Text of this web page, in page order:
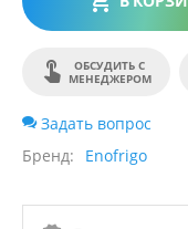
ОБСУДИТЬ С
МЕНЕДЖЕРОМ
Задать вопрос
Бренд
Enofrigo